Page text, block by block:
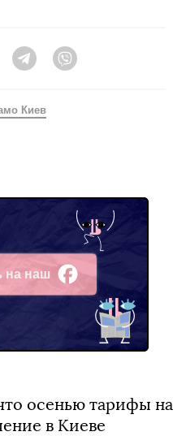
Twitter Telegram
Киев
на наш
осенью тарифы на
в Киеве